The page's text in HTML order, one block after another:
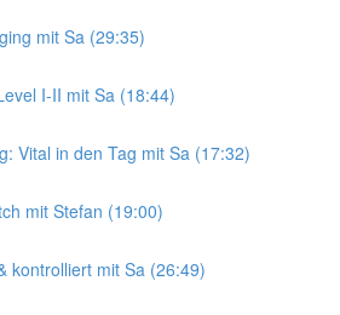
mit Sa (29:35)
I-II mit Sa (18:44)
Vital in den Tag mit Sa (17:32)
mit Stefan (19:00)
kontrolliert mit Sa (26:49)